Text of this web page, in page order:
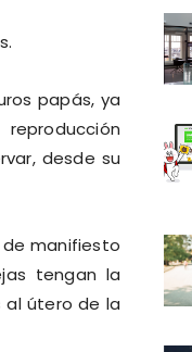
papás, ya
desde su
manifiesto
tengan la
al útero de la